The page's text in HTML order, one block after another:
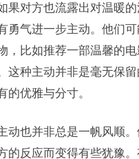
果对方也流露出对温暖
勇气进一步主动。他们
，比如推荐一部温馨的
这种主动并非是毫无保
的优雅与分寸。
动也并非总是一帆风顺
的反应而变得有些犹豫